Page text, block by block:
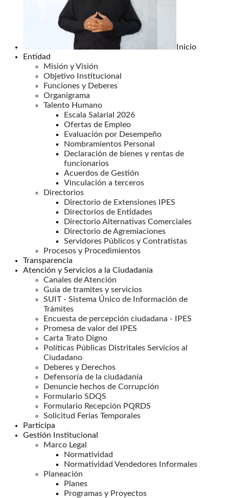
Inicio
Entidad
Misión y Visión
Objetivo Institucional
Funciones y Deberes
Organigrama
Talento Humano
Escala Salarial 2026
Ofertas de Empleo
Evaluación por Desempeño
Nombramientos Personal
Declaración de bienes y rentas de
funcionarios
Acuerdos de Gestión
Vinculación a terceros
Directorios
Directorio de Extensiones IPES
Directorios de Entidades
Directorio Alternativas Comerciales
Directorio de Agremiaciones
Servidores Públicos y Contratistas
Procesos y Procedimientos
Transparencia
Atención y Servicios a la Ciudadanía
Canales de Atención
Guía de tramites y servicios
SUIT - Sistema Único de Información de
Trámites
Encuesta de percepción ciudadana - IPES
Promesa de valor del IPES
Carta Trato Digno
Políticas Públicas Distritales Servicios al
Ciudadano
Deberes y Derechos
Defensoría de la ciudadanía
Denuncie hechos de Corrupción
Formulario SDQS
Formulario Recepción PQRDS
Solicitud Ferias Temporales
Participa
Gestión Institucional
Marco Legal
Normatividad
Normatividad Vendedores Informales
Planeación
Planes
Programas y Proyectos